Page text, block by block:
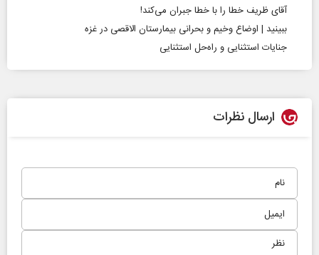
آقای ظریف خطا را با خطا جبران می‌کند!
ببینید | اوضاع وخیم و بحرانی بیمارستان الاقصی در غزه
جنایات استثنایی و راه‌حل استثنایی
ارسال نظرات